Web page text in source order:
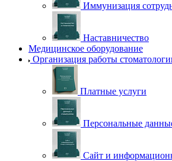
Иммунизация
Наставничество
Медицинское оборудование
Организация работы
Платные услуги
Персональные
Сайт и